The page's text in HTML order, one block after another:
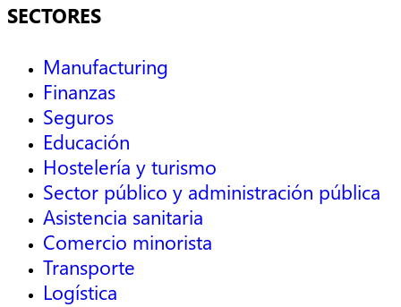
SECTORES
Manufacturing
Finanzas
Seguros
Educación
Hostelería y turismo
Sector público y administración pública
Asistencia sanitaria
Comercio minorista
Transporte
Logística